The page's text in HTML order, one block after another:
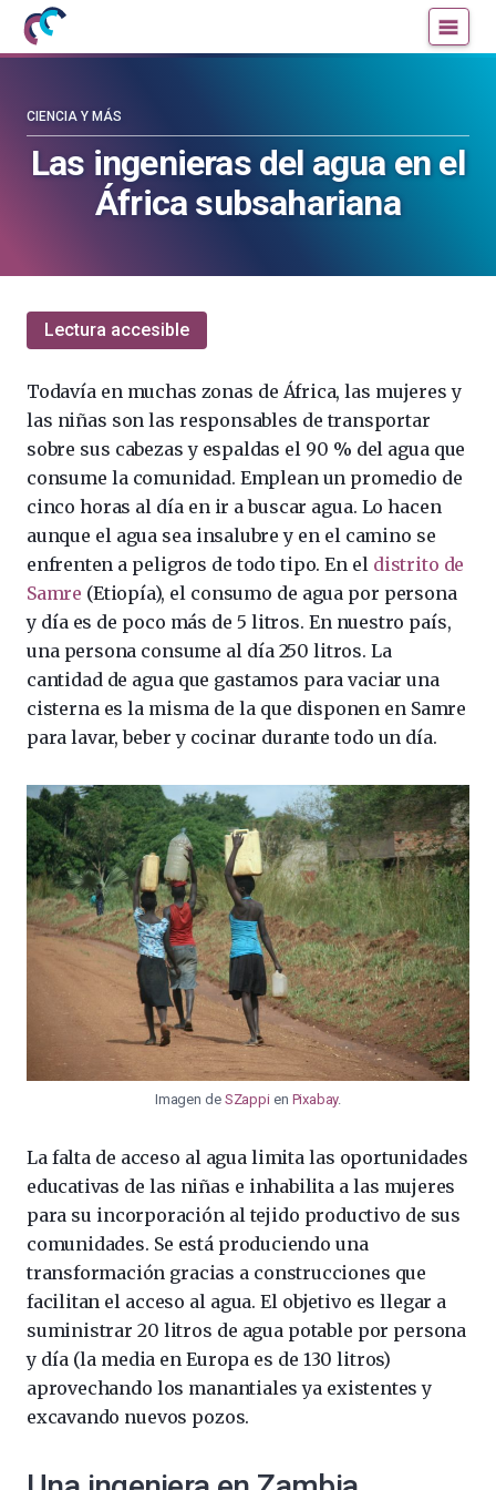
Mujeres
con
la
blog
la
Las ingenieras del agua en el
África subsahariana
CIENCIA Y MÁS
Lectura accesible
Todavía en muchas zonas de África, las mujeres y
las niñas son las responsables de transportar
sobre sus cabezas y espaldas el 90 % del agua que
consume la comunidad. Emplean un promedio de
cinco horas al día en ir a buscar agua. Lo hacen
aunque el agua sea insalubre y en el camino se
enfrenten a peligros de todo tipo. En el distrito de
Samre (Etiopía), el consumo de agua por persona
y día es de poco más de 5 litros. En nuestro país,
una persona consume al día 250 litros. La
cantidad de agua que gastamos para vaciar una
cisterna es la misma de la que disponen en Samre
para lavar, beber y cocinar durante todo un día.
Imagen de SZappien Pixabay.
La falta de acceso al agua limita las oportunidades
educativas de las niñas e inhabilita a las mujeres
para su incorporación al tejido productivo de sus
comunidades. Se está produciendo una
transformación gracias a construcciones que
facilitan el acceso al agua. El objetivo es llegar a
suministrar 20 litros de agua potable por persona
y día (la media en Europa es de 130 litros)
aprovechando los manantiales ya existentes y
excavando nuevos pozos.